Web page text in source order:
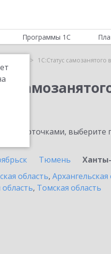
Программы 1С
1С:Статус самозанятого
карточками, выберите
Тюмень
область, Архангельская
, Томская область